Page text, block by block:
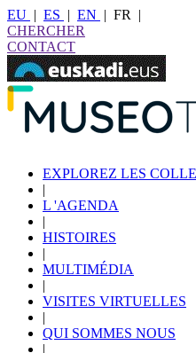
EU | ES | EN | FR
|
CHERCHER
CONTACT
EXPLOREZ LES
|
L 'AGENDA
|
HISTOIRES
|
MULTIMÉDIA
|
VISITES VIRTUELLES
|
QUI SOMMES NOUS
|